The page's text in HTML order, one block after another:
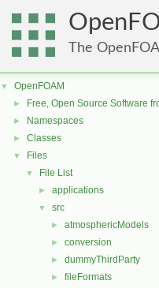
The
▼ OpenFOAM
► Free, Open Source Software
► Namespaces
► Classes
▼ Files
▼ File List
► applications
▼ src
► atmosphericModels
► conversion
► dummyThirdParty
► fileFormats